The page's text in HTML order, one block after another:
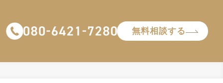
無料相談する